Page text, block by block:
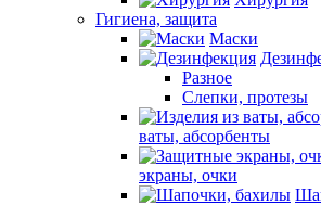
Гигиена, защита
Маски
Разное
Слепки, протезы
ваты, абсорбенты
экраны, очки